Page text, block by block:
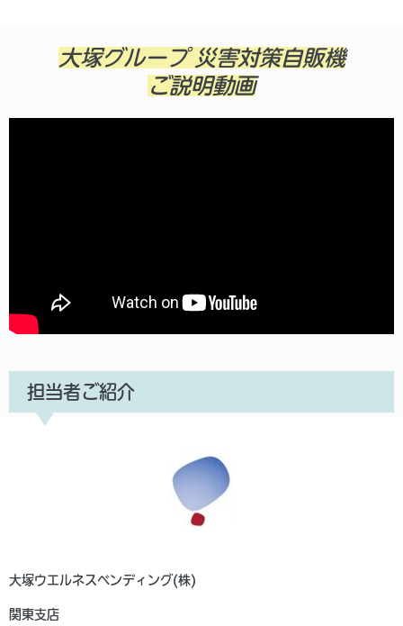
大塚グループ 災害対策自販機
ご説明動画
担当者ご紹介
大塚ウエルネスベンディング(株)
関東支店